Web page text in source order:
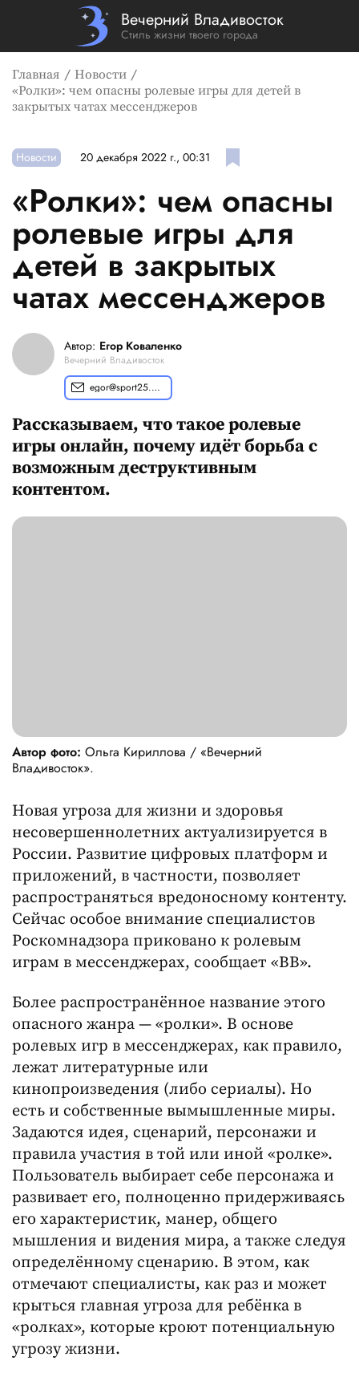
Вечерний Владивосток
Стиль жизни твоего города
Главная
Новости
«Ролки»: чем опасны ролевые игры для детей в
закрытых чатах мессенджеров
Новости 20 декабря 2022 г., 00:31
«Ролки»: чем опасны
ролевые игры для
детей в закрытых
чатах мессенджеров
Автор: Егор Коваленко
Вечерний Владивосток
egor@sport25.pro
Рассказываем, что такое ролевые
игры онлайн, почему идёт борьба с
возможным деструктивным
контентом.
Автор фото: Ольга Кириллова / «Вечерний
Владивосток».
Новая угроза для жизни и здоровья
несовершеннолетних актуализируется в
России. Развитие цифровых платформ и
приложений, в частности, позволяет
распространяться вредоносному контенту.
Сейчас особое внимание специалистов
Роскомнадзора приковано к ролевым
играм в мессенджерах, сообщает «ВВ».
Более распространённое название этого
опасного жанра — «ролки». В основе
ролевых игр в мессенджерах, как правило,
лежат литературные или
кинопроизведения (либо сериалы). Но
есть и собственные вымышленные миры.
Задаются идея, сценарий, персонажи и
правила участия в той или иной «ролке».
Пользователь выбирает себе персонажа и
развивает его, полноценно придерживаясь
его характеристик, манер, общего
мышления и видения мира, а также следуя
определённому сценарию. В этом, как
отмечают специалисты, как раз и может
крыться главная угроза для ребёнка в
«ролках», которые кроют потенциальную
угрозу жизни.